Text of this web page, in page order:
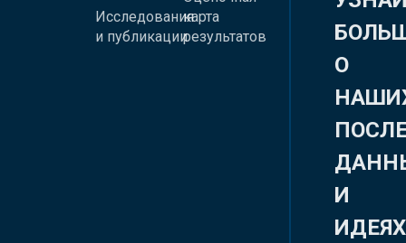
Исследования
и публикации
карта
результатов
О
И
ИДЕЯХ